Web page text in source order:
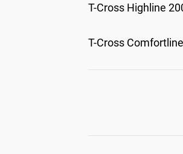
T-Cross Highline
T-Cross